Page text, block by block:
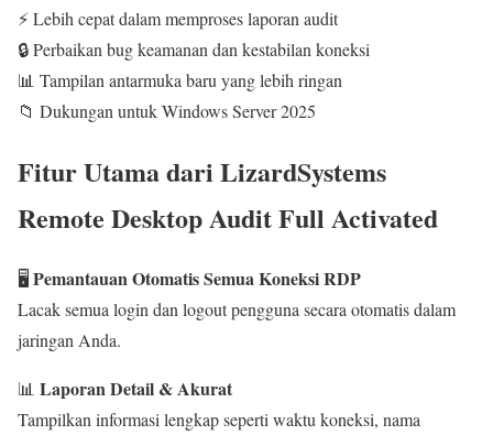
⚡ Lebih cepat dalam memproses laporan audit
🔒 Perbaikan bug keamanan dan kestabilan koneksi
📊 Tampilan antarmuka baru yang lebih ringan
📁 Dukungan untuk Windows Server 2025
Fitur Utama dari LizardSystems
Remote Desktop Audit Full Activated
🖥️Pemantauan Otomatis Semua Koneksi RDP
Lacak semua login dan logout pengguna secara otomatis dalam
jaringan Anda.
📊 Laporan Detail & Akurat
Tampilkan informasi lengkap seperti waktu koneksi, nama